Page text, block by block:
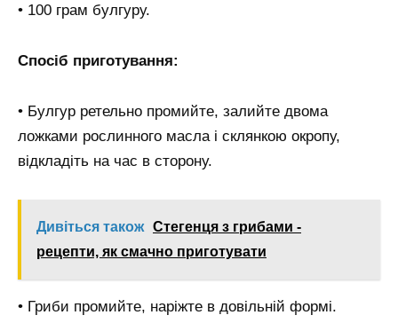
• 100 грам булгуру.
Спосіб приготування:
• Булгур ретельно промийте, залийте двома
ложками рослинного масла і склянкою окропу,
відкладіть на час в сторону.
Дивіться також Стегенця з грибами -
рецепти, як смачно приготувати
• Гриби промийте, наріжте в довільній формі.